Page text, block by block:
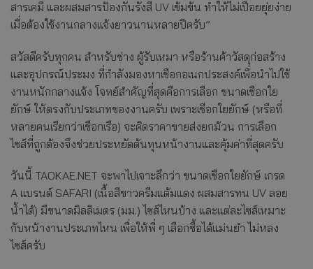
สารเคมี และผสมสารป้องกันรังสี UV เข้มข้น ทำให้ไม่เปื่อยยุ่ยง่าย
เมื่อต้องใช้งานกลางแจ้งยาวนานหลายปีครับ”
สวัสดีครับทุกคน สำหรับช่าง ผู้รับเหมา หรือร้านค้าวัสดุก่อสร้าง
และอุปกรณ์ประมง ที่กำลังมองหาเชือกอเนกประสงค์เพื่อนำไปใช้
งานหนักกลางแจ้ง โจทย์สำคัญที่สุดคือการเลือก ขนาดเชือกใย
ยักษ์ ให้ตรงกับประเภทของงานครับ เพราะเชือกใยยักษ์ (หรือที่
หลายคนเรียกว่าเชือกเรือ) จะคิดราคาขายส่งยกม้วน การเลือก
ไซส์ที่ถูกต้องจึงช่วยประหยัดต้นทุนหน้างานและคุ้มค่าที่สุดครับ
วันนี้ TAOKAE.NET จะพาไปเจาะลึกว่า ขนาดเชือกใยยักษ์ เกรด
A แบรนด์ SAFARI (เนื้อสีขาวครีมแต้มแดง ผสมสารทน UV ลอย
น้ำได้) มีขนาดมิลลิเมตร (มม.) ไซส์ไหนบ้าง และแต่ละไซส์เหมาะ
กับหน้างานประเภทไหน เพื่อให้พี่ ๆ เลือกซื้อได้แม่นยำ ไม่หลง
ไซส์ครับ